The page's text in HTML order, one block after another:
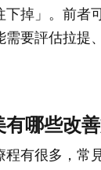
下掉」。前者
需要評估拉提
哪些改
程有很多，常